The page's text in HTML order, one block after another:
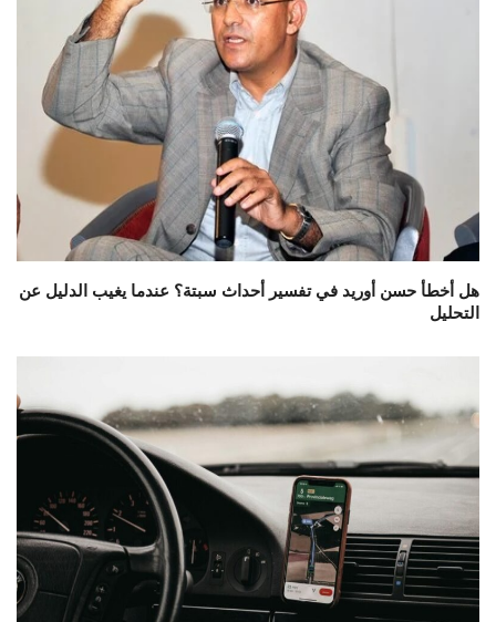
هل أخطأ حسن أوريد في تفسير أحداث سبتة؟ عندما يغيب الدليل عن
التحليل